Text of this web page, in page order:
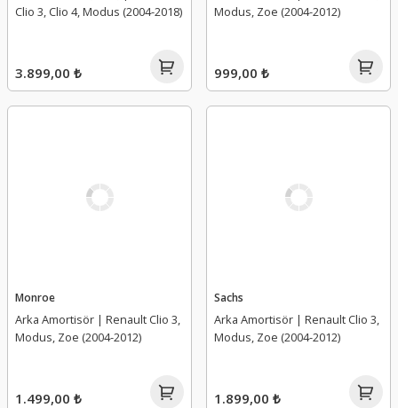
Clio 3, Clio 4, Modus (2004-2018)
3.899,00 ₺
Modus, Zoe (2004-2012)
999,00 ₺
Monroe
Arka Amortisör | Renault Clio 3,
Modus, Zoe (2004-2012)
1.499,00 ₺
Sachs
Arka Amortisör | Renault Clio 3,
Modus, Zoe (2004-2012)
1.899,00 ₺